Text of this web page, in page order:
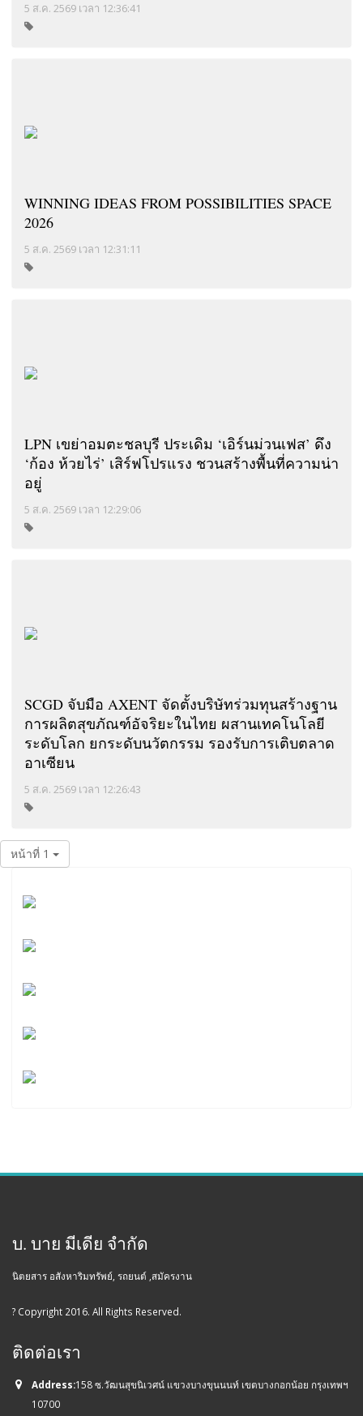
5 ส.ค. 2569 เวลา 12:36:41
WINNING IDEAS FROM POSSIBILITIES SPACE
2026
5 ส.ค. 2569 เวลา 12:31:11
LPN เขย่าอมตะชลบุรี ประเดิม ‘เอิร์นม่วนเฟส’ ดึง
‘ก้อง ห้วยไร่’ เสิร์ฟโปรแรง ชวนสร้างพื้นที่ความน่า
อยู่
5 ส.ค. 2569 เวลา 12:29:06
SCGD จับมือ AXENT จัดตั้งบริษัทร่วมทุนสร้างฐาน
การผลิตสุขภัณฑ์อัจริยะในไทย ผสานเทคโนโลยี
ระดับโลก ยกระดับนวัตกรรม รองรับการเติบตลาด
อาเซียน
5 ส.ค. 2569 เวลา 12:26:43
หน้าที่ 1
บ. บาย มีเดีย จำกัด
นิตยสาร อสังหาริมทรัพย์, รถยนต์ ,สมัครงาน
? Copyright 2016. All Rights Reserved.
ติดต่อเรา
Address:158 ซ.วัฒนสุขนิเวศน์ แขวงบางขุนนนท์ เขตบางกอกน้อย กรุงเทพฯ
10700